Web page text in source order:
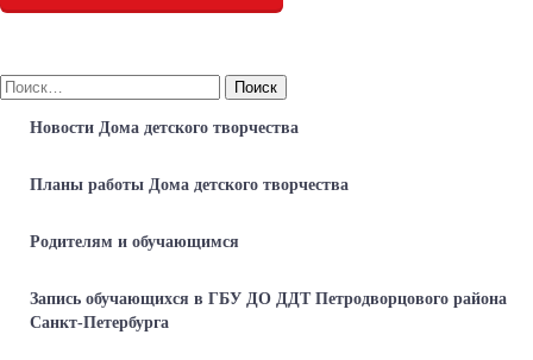
Найти:
Новости Дома детского творчества
Планы работы Дома детского творчества
Родителям и обучающимся
Запись обучающихся в ГБУ ДО ДДТ Петродворцового района
Санкт-Петербурга